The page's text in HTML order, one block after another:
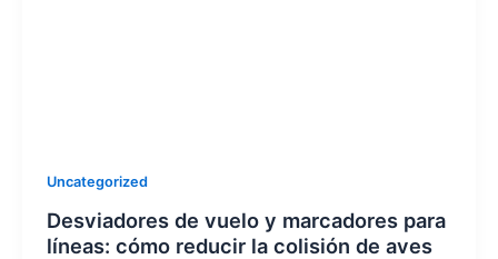
Uncategorized
Desviadores de vuelo y marcadores para
líneas: cómo reducir la colisión de aves